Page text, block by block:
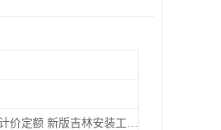
2019版吉林安装工程计价定额 新版吉林安装工程预算定额 2019吉林安装工程造价定额